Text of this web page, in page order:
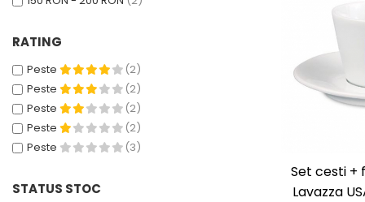
Nespresso Professional
Cremesso
Cafissimo
Tassimo
Cafea macinata
illy
RATING
Peste
(2)
Peste
(2)
Peste
(2)
Peste
(2)
Peste
(3)
STATUS STOC
Set cesti +
Lavazza